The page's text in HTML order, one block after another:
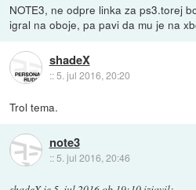
NOTE3, ne odpre linka za ps3.torej
igral na oboje, pa pavi da mu je na
shadeX
::5. jul 2016, 20:20
Trol tema.
note3
:: 5. jul 2016, 20:46